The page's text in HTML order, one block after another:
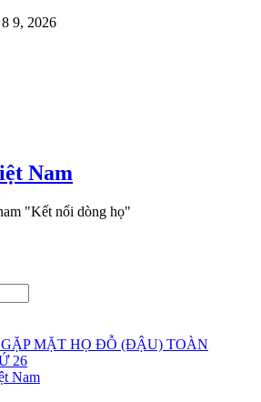
9, 2026
Nam
"Kết nối dòng họ"
MẶT HỌ ĐỖ (ĐẬU) TOÀN
26
Nam